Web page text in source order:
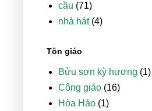
cầu (71)
nhà hát (4)
Tôn giáo
Bửu sơn kỳ hương (1)
Công giáo (16)
Hòa Hảo (1)